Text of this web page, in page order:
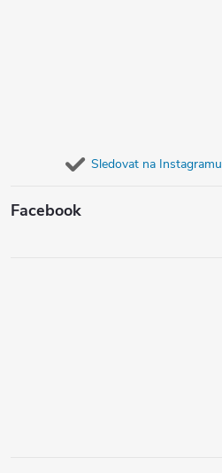
Sledovat na Instagramu
Facebook